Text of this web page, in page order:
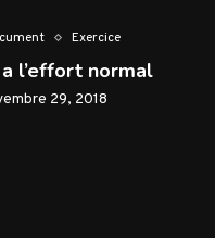
Exercice
l’effort normal
29, 2018